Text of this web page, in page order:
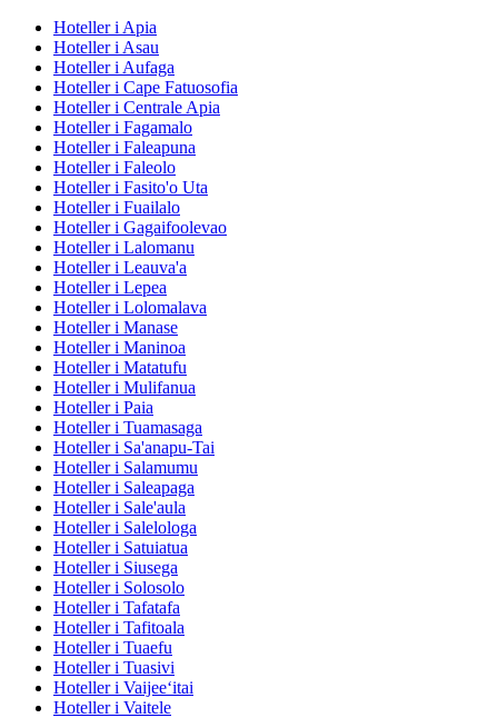
Hoteller i Apia
Hoteller i Asau
Hoteller i Aufaga
Hoteller i Cape Fatuosofia
Hoteller i Centrale Apia
Hoteller i Fagamalo
Hoteller i Faleapuna
Hoteller i Faleolo
Hoteller i Fasito'o Uta
Hoteller i Fuailalo
Hoteller i Gagaifoolevao
Hoteller i Lalomanu
Hoteller i Leauva'a
Hoteller i Lepea
Hoteller i Lolomalava
Hoteller i Manase
Hoteller i Maninoa
Hoteller i Matatufu
Hoteller i Mulifanua
Hoteller i Paia
Hoteller i Tuamasaga
Hoteller i Sa'anapu-Tai
Hoteller i Salamumu
Hoteller i Saleapaga
Hoteller i Sale'aula
Hoteller i Salelologa
Hoteller i Satuiatua
Hoteller i Siusega
Hoteller i Solosolo
Hoteller i Tafatafa
Hoteller i Tafitoala
Hoteller i Tuaefu
Hoteller i Tuasivi
Hoteller i Vaijee‘itai
Hoteller i Vaitele